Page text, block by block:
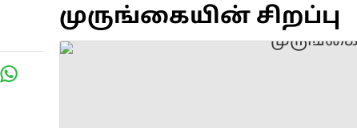
முரு‌ங்கை‌‌யி‌ன் ‌சிற‌ப்பு